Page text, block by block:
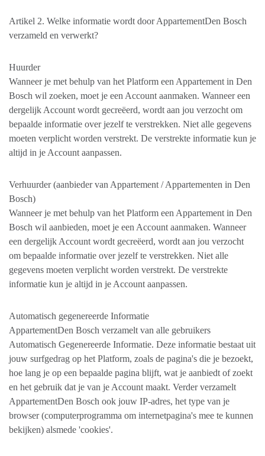
Artikel 2. Welke informatie wordt door AppartementDen Bosch
verzameld en verwerkt?
Huurder
Wanneer je met behulp van het Platform een Appartement in Den
Bosch wil zoeken, moet je een Account aanmaken. Wanneer een
dergelijk Account wordt gecreëerd, wordt aan jou verzocht om
bepaalde informatie over jezelf te verstrekken. Niet alle gegevens
moeten verplicht worden verstrekt. De verstrekte informatie kun je
altijd in je Account aanpassen.
Verhuurder (aanbieder van Appartement / Appartementen in Den
Bosch)
Wanneer je met behulp van het Platform een Appartement in Den
Bosch wil aanbieden, moet je een Account aanmaken. Wanneer
een dergelijk Account wordt gecreëerd, wordt aan jou verzocht
om bepaalde informatie over jezelf te verstrekken. Niet alle
gegevens moeten verplicht worden verstrekt. De verstrekte
informatie kun je altijd in je Account aanpassen.
Automatisch gegenereerde Informatie
AppartementDen Bosch verzamelt van alle gebruikers
Automatisch Gegenereerde Informatie. Deze informatie bestaat uit
jouw surfgedrag op het Platform, zoals de pagina's die je bezoekt,
hoe lang je op een bepaalde pagina blijft, wat je aanbiedt of zoekt
en het gebruik dat je van je Account maakt. Verder verzamelt
AppartementDen Bosch ook jouw IP-adres, het type van je
browser (computerprogramma om internetpagina's mee te kunnen
bekijken) alsmede 'cookies'.